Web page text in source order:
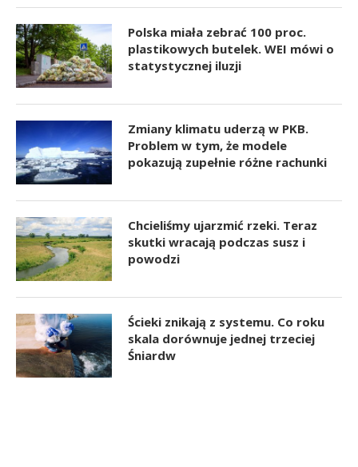
Polska miała zebrać 100 proc.
plastikowych butelek. WEI mówi o
statystycznej iluzji
Zmiany klimatu uderzą w PKB.
Problem w tym, że modele
pokazują zupełnie różne rachunki
Chcieliśmy ujarzmić rzeki. Teraz
skutki wracają podczas susz i
powodzi
Ścieki znikają z systemu. Co roku
skala dorównuje jednej trzeciej
Śniardw